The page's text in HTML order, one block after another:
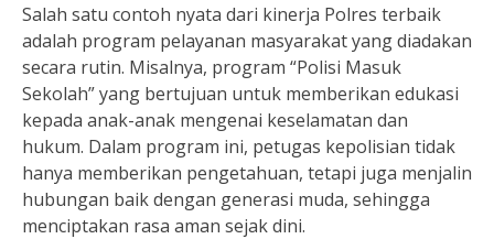
Salah satu contoh nyata dari kinerja Polres terbaik
adalah program pelayanan masyarakat yang diadakan
secara rutin. Misalnya, program “Polisi Masuk
Sekolah” yang bertujuan untuk memberikan edukasi
kepada anak-anak mengenai keselamatan dan
hukum. Dalam program ini, petugas kepolisian tidak
hanya memberikan pengetahuan, tetapi juga menjalin
hubungan baik dengan generasi muda, sehingga
menciptakan rasa aman sejak dini.